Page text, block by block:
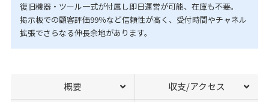
復旧機器・ツール一式が付属し即日運営が可能、在庫も不要。
掲示板での顧客評価99％など信頼性が高く、受付時間やチャネル
拡張でさらなる伸長余地があります。
概要 収支/アクセス